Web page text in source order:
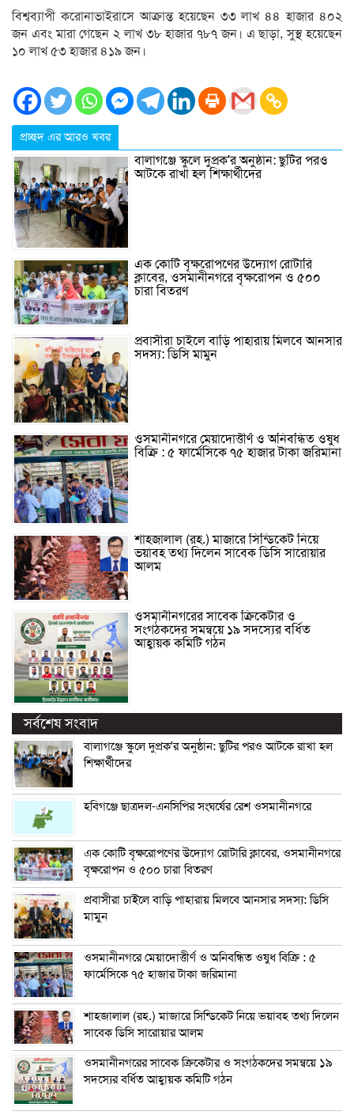
বিশ্বব্যাপী করোনাভাইরাসে আক্রান্ত হয়েছেন ৩৩ লাখ ৪৪ হাজার ৪০২
জন এবং মারা গেছেন ২ লাখ ৩৮ হাজার ৭৮৭ জন। এ ছাড়া, সুস্থ হয়েছেন
১০ লাখ ৫৩ হাজার ৪১৯ জন।
প্রচ্ছদ এর আরও খবর
বালাগঞ্জে স্কুলে দুপ্রক’র অনুষ্ঠান: ছুটির পরও
আটকে রাখা হল শিক্ষার্থীদের
এক কোটি বৃক্ষরোপণের উদ্যোগ রোটারি
ক্লাবের, ওসমানীনগরে বৃক্ষরোপন ও ৫০০
চারা বিতরণ
প্রবাসীরা চাইলে বাড়ি পাহারায় মিলবে আনসার
সদস্য: ডিসি মামুন
ওসমানীনগরে মেয়াদোত্তীর্ণ ও অনিবন্ধিত ওষুধ
বিক্রি : ৫ ফার্মেসিকে ৭৫ হাজার টাকা জরিমানা
শাহজালাল (রহ.) মাজারে সিন্ডিকেট নিয়ে
ভয়াবহ তথ্য দিলেন সাবেক ডিসি সারোয়ার
আলম
ওসমানীনগরের সাবেক ক্রিকেটার ও
সংগঠকদের সমন্বয়ে ১৯ সদস্যের বর্ধিত
আহ্বায়ক কমিটি গঠন
সর্বশেষ সংবাদ
বালাগঞ্জে স্কুলে দুপ্রক’র অনুষ্ঠান: ছুটির পরও আটকে রাখা হল
শিক্ষার্থীদের
হবিগঞ্জে ছাত্রদল-এনসিপির সংঘর্ষের রেশ ওসমানীনগরে
এক কোটি বৃক্ষরোপণের উদ্যোগ রোটারি ক্লাবের, ওসমানীনগরে
বৃক্ষরোপন ও ৫০০ চারা বিতরণ
প্রবাসীরা চাইলে বাড়ি পাহারায় মিলবে আনসার সদস্য: ডিসি
মামুন
ওসমানীনগরে মেয়াদোত্তীর্ণ ও অনিবন্ধিত ওষুধ বিক্রি : ৫
ফার্মেসিকে ৭৫ হাজার টাকা জরিমানা
শাহজালাল (রহ.) মাজারে সিন্ডিকেট নিয়ে ভয়াবহ তথ্য দিলেন
সাবেক ডিসি সারোয়ার আলম
ওসমানীনগরের সাবেক ক্রিকেটার ও সংগঠকদের সমন্বয়ে ১৯
সদস্যের বর্ধিত আহ্বায়ক কমিটি গঠন